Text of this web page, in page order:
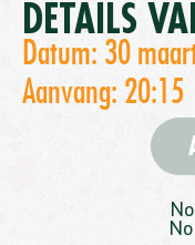
DETAILS
Datum: 30
Aanvang: 20:15